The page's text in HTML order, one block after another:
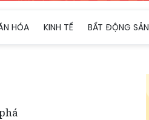
HÓA KINH TẾ BẤT ĐỘNG SẢN